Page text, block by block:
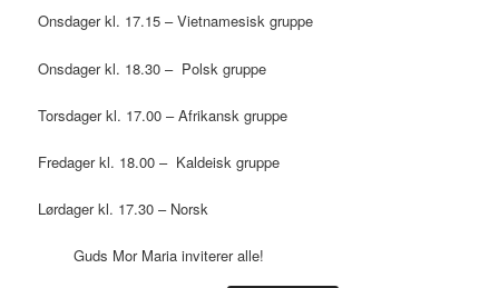
Onsdager kl. 17.15 – Vietnamesisk gruppe
Onsdager kl. 18.30 – Polsk gruppe
Torsdager kl. 17.00 – Afrikansk gruppe
Fredager kl. 18.00 – Kaldeisk gruppe
Lørdager kl. 17.30 – Norsk
Guds Mor Maria inviterer alle!